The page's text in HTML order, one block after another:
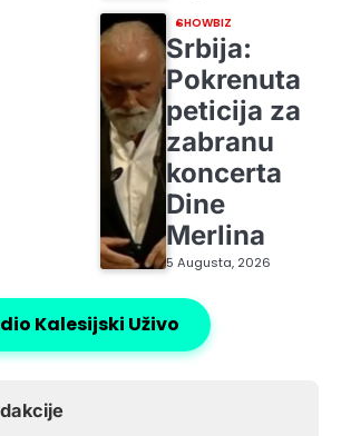
SHOWBIZ
Srbija:
Pokrenuta
peticija za
zabranu
koncerta
Dine
Merlina
5 Augusta, 2026
Kalesijski Uživo